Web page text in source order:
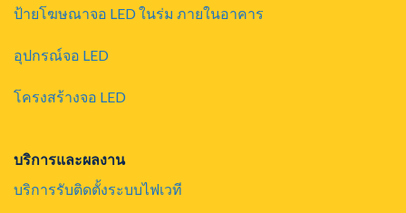
ป้ายโฆษณาจอ LED ในร่ม ภายในอาคาร
อุปกรณ์จอ LED
โครงสร้างจอ LED
บริการและผลงาน
บริการรับติดตั้งระบบไฟเวที